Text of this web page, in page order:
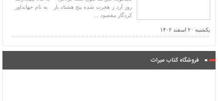
روز اَرد ز هجرت شده پنج هشتاد بار به نام جهانداور
کردگار مقصود ...
یکشنبه ۲۰ اسفند ۱۴۰۲
فروشگاه کتاب میراث